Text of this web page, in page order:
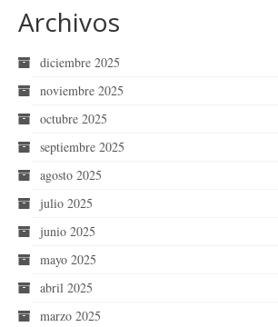
Archivos
diciembre 2025
noviembre 2025
octubre 2025
septiembre 2025
agosto 2025
julio 2025
junio 2025
mayo 2025
abril 2025
marzo 2025